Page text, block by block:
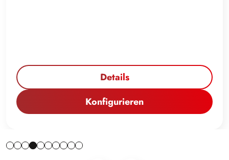
Details
Konfigurieren